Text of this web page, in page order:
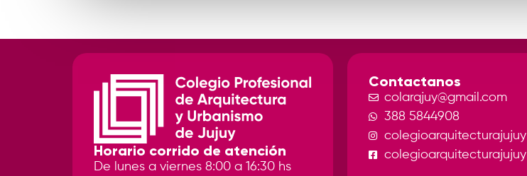
Horario corrido de atención
De lunes a viernes 8:00 a 16:30 hs
Contactanos
colarqjuy@gmail.com
388 5844908
colegioarquitecturajujuy
colegioarquitecturajujuy